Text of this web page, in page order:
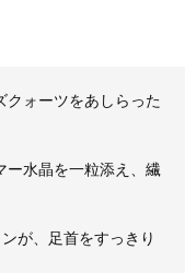
クォーツをあしらった
ー水晶を一粒添え、繊
が、足首をすっきり